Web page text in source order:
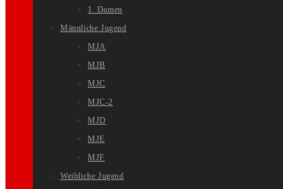
1. Damen
Männliche Jugend
MJA
MJB
MJC
MJC-2
MJD
MJE
MJF
Weibliche Jugend